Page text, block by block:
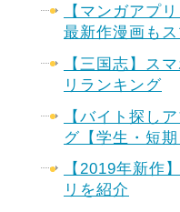
【マンガアプ
最新作漫画も
【三国志】ス
リランキング
【バイト探し
グ【学生・短
【2019年新作
リを紹介